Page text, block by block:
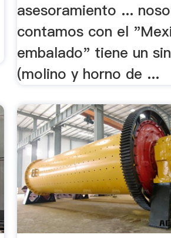
asesoramiento ...
contamos con el
embalado" tiene un
(molino y horno de ...